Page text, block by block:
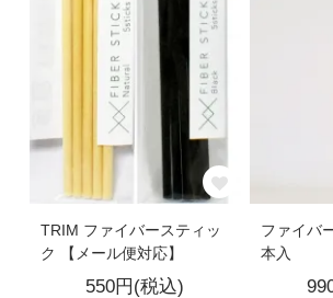
TRIM ファイバースティッ
ク 【メール便対応】
550円(税込)
ファイバ
本入